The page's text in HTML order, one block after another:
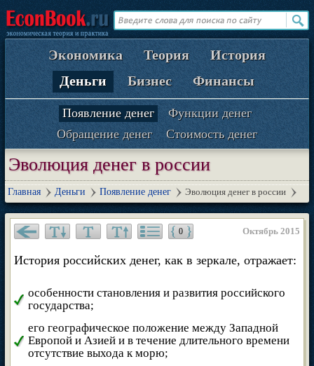
Экономика Теория
История
Деньги
Бизнес Финансы
Появление денег
Функции денег
Обращение денег
Стоимость денег
Эволюция денег в россии
Главная Деньги Появление денег Эволюция денег в россии
0 Октябрь 2015
История российских денег, как в зеркале, отражает:
особенности становления и развития российского
государства;
его географическое положение между Западной
Европой и Азией и в течение длительного времени
отсутствие выхода к морю;